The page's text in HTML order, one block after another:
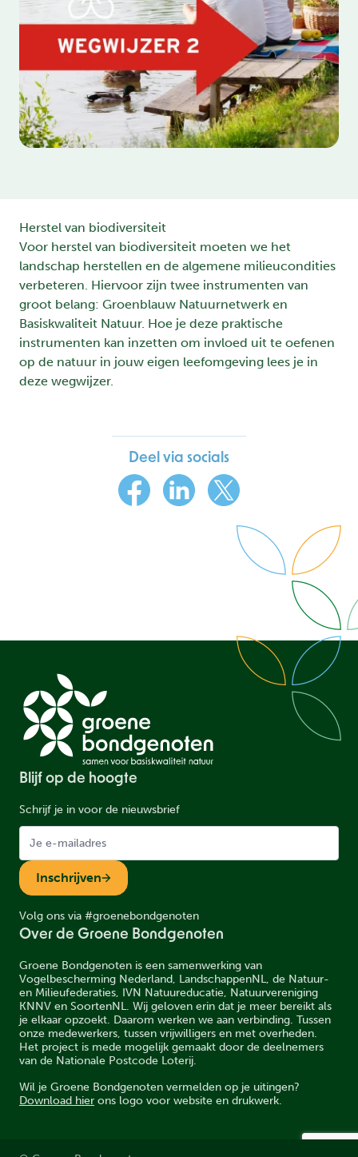
Herstel van biodiversiteit
Voor herstel van biodiversiteit moeten we het
landschap herstellen en de algemene milieucondities
verbeteren. Hiervoor zijn twee instrumenten van
groot belang: Groenblauw Natuurnetwerk en
Basiskwaliteit Natuur. Hoe je deze praktische
instrumenten kan inzetten om invloed uit te oefenen
op de natuur in jouw eigen leefomgeving lees je in
deze wegwijzer.
Deel via socials
FacebookLinkedIn
X
Over de Groene Bondgenoten
Groene Bondgenoten is een samenwerking van
Vogelbescherming Nederland, LandschappenNL, de Natuur-
en Milieufederaties, IVN Natuureducatie, Natuurvereniging
KNNV en SoortenNL. Wij geloven erin dat je meer bereikt als
je elkaar opzoekt. Daarom werken we aan verbinding. Tussen
onze medewerkers, tussen vrijwilligers en met overheden.
Het project is mede mogelijk gemaakt door de deelnemers
van de Nationale Postcode Loterij.
Wil je Groene Bondgenoten vermelden op je uitingen?
Download hier ons logo voor website en drukwerk.
Blijf op de hoogte
Schrijf je in voor de nieuwsbrief
Inschrijven
Volg ons via #groenebondgenoten